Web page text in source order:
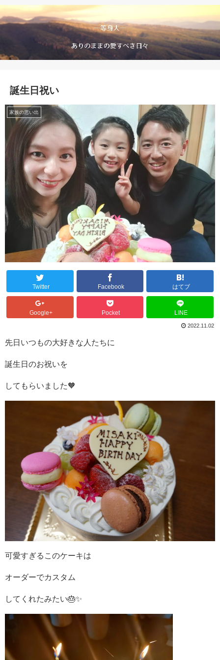
誕生日祝い
家族の思い出
Twitter Facebook はてブ
Google+ Pocket LINE
2022.11.02
先日いつもの大好きな人たちに
誕生日のお祝いを
してもらいました🧡
可愛すぎるこのケーキは
オーダーでカスタム
してくれたみたい🎂✨